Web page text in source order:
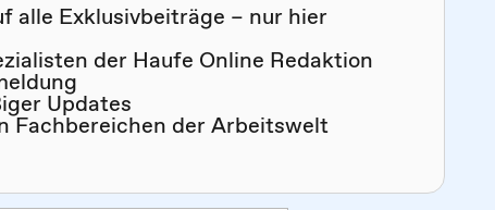
alle Exklusivbeiträge – nur hier
der Haufe Online Redaktion
Updates
Fachbereichen der Arbeitswelt